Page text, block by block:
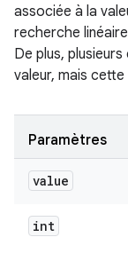
associée à la
recherche
De plus,
valeur, mais
Paramètres
value
int